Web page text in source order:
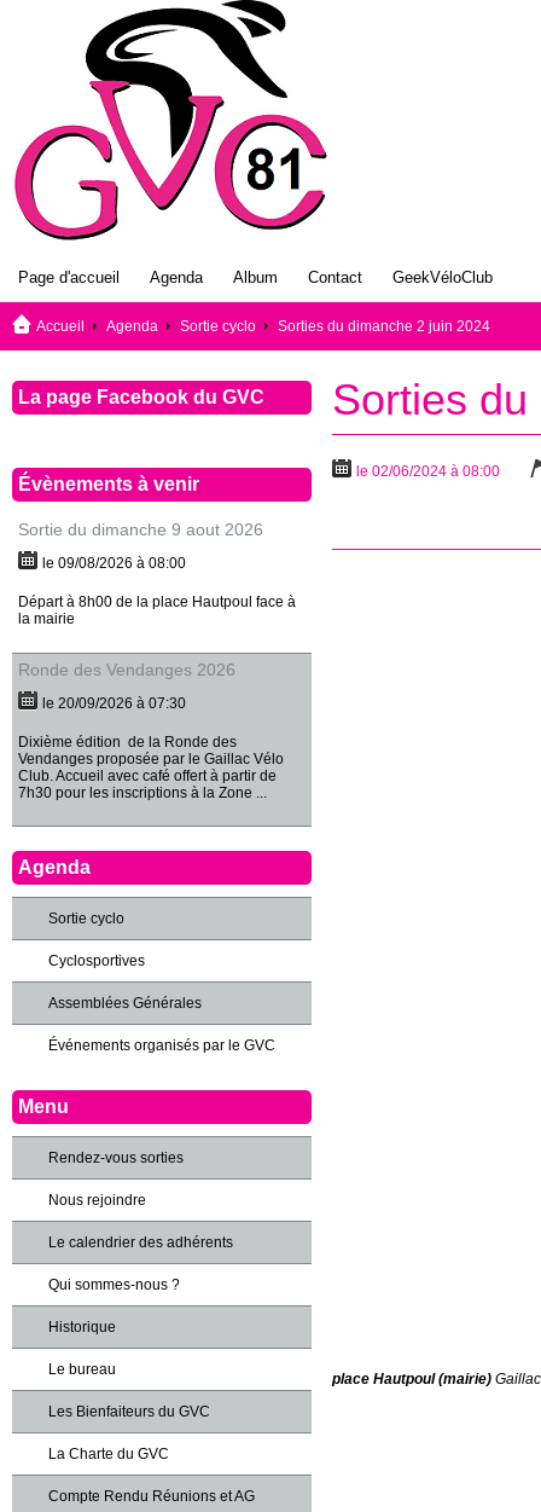
Page d'accueil Agenda Album Contact GeekVéloClub
Accueil Agenda Sortie cyclo Sorties du dimanche 2 juin 2024
Sorties
le 02/06/2024 à 08:00
place Hautpoul (mairie) Gaillac
La page Facebook du GVC
Évènements à venir
Sortie du dimanche 9 aout 2026
le 09/08/2026 à 08:00
Départ à 8h00 de la place Hautpoul face à
la mairie
Ronde des Vendanges 2026
le 20/09/2026 à 07:30
Dixième édition de la Ronde des
Vendanges proposée par le Gaillac Vélo
Club. Accueil avec café offert à partir de
7h30 pour les inscriptions à la Zone ...
Agenda
Sortie cyclo
Cyclosportives
Assemblées Générales
Événements organisés par le GVC
Menu
Rendez-vous sorties
Nous rejoindre
Le calendrier des adhérents
Qui sommes-nous ?
Historique
Le bureau
Les Bienfaiteurs du GVC
La Charte du GVC
Compte Rendu Réunions et AG